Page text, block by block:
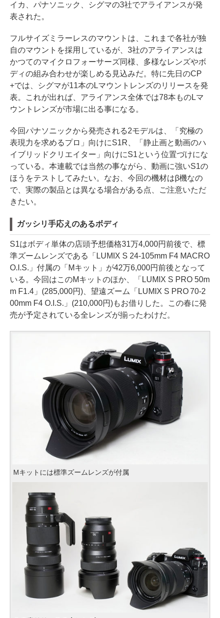
イカ、パナソニック、シグマの3社でアライアンスが発
表された。
フルサイズミラーレスのマウントは、これまで各社が独
自のマウントを採用しているが、3社のアライアンスは
かつてのマイクロフォーサーズ同様、多様なレンズやボ
ディの組み合わせが楽しめる見込みだ。特に先日のCP
+では、シグマが11本のLマウントレンズのリリースを発
表。これが出れば、アライアンス全体では78本ものLマ
ウントレンズが市場に出る事になる。
今回パナソニックから発売される2モデルは、「究極の
表現力を求めるプロ」向けにS1R、「静止画と動画のハ
イブリッドクリエイター」向けにS1という位置づけにな
っている。本連載では当然の事ながら、動画に強いS1の
ほうをテストしてみたい。なお、今回の機材はβ機なの
で、実際の製品とは異なる場合がある点、ご注意いただ
きたい。
ガッシリ手応えのあるボディ
S1はボディ単体の店頭予想価格31万4,000円前後で、標
準ズームレンズである「LUMIX S 24-105mm F4 MACRO
O.I.S.」付属の「Mキット」が42万6,000円前後となって
いる。今回はこのMキットのほか、「LUMIX S PRO 50m
m F1.4」(285,000円)、望遠ズーム「LUMIX S PRO 70-2
00mm F4 O.I.S.」(210,000円)もお借りした。この春に発
売が予定されている全レンズが揃ったわけだ。
Mキットには標準ズームレンズが付属